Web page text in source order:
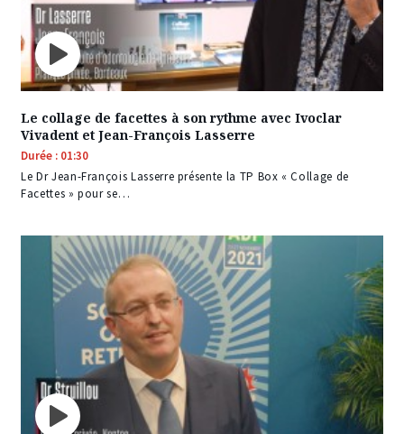
Le collage de facettes à son rythme avec Ivoclar
Vivadent et Jean-François Lasserre
Durée : 01:30
Le Dr Jean-François Lasserre présente la TP Box « Collage de
Facettes » pour se…